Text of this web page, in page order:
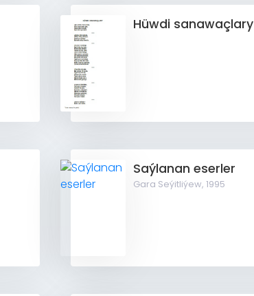
Hüwdi sanawaçlary
Saýlanan eserler
Gara Seýitliýew,1995